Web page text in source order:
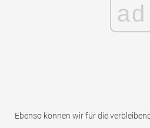
ad
Ebenso können wir für die